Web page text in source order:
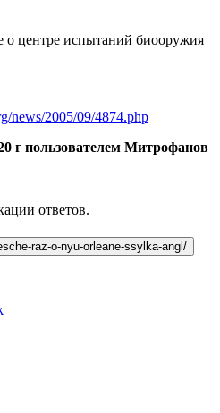
о центре испытаний биооружия
news/2005/09/4874.php
г пользователем Митрофанов
ответов.
raz-o-nyu-orleane-ssylka-angl/